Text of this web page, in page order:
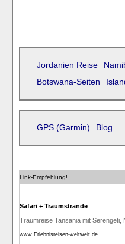
Jordanien Reise
Botswana-Seiten
GPS (Garmin) Blog
Link-Empfehlung!
Safari + Traumstrände
Traumreise Tansania mit Serengeti,
www.Erlebnisreisen-weltweit.de